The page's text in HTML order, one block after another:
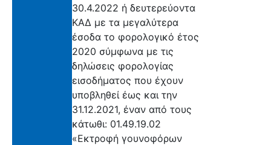
30.4.2022 ή δευτερεύοντα
ΚΑΔ με τα μεγαλύτερα
έσοδα το φορολογικό έτος
2020 σύμφωνα με τις
δηλώσεις φορολογίας
εισοδήματος που έχουν
υποβληθεί έως και την
31.12.2021, έναν από τους
κάτωθι: 01.49.19.02
«Εκτροφή γουνοφόρων